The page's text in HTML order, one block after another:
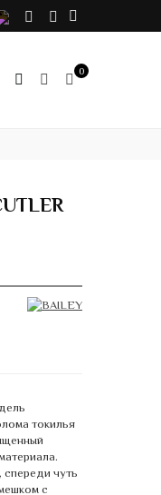
VK Telegram
0
токилья
чуть
с